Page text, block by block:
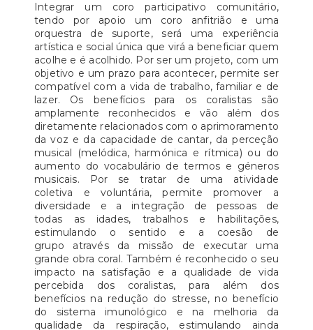
Integrar um coro participativo comunitário,
tendo por apoio um coro anfitrião e uma
orquestra de suporte, será uma experiência
artística e social única que virá a beneficiar quem
acolhe e é acolhido. Por ser um projeto, com um
objetivo e um prazo para acontecer, permite ser
compatível com a vida de trabalho, familiar e de
lazer. Os benefícios para os coralistas são
amplamente reconhecidos e vão além dos
diretamente relacionados com o aprimoramento
da voz e da capacidade de cantar, da perceção
musical (melódica, harmónica e rítmica) ou do
aumento do vocabulário de termos e géneros
musicais. Por se tratar de uma atividade
coletiva e voluntária, permite promover a
diversidade e a integração de pessoas de
todas as idades, trabalhos e habilitações,
estimulando o sentido e a coesão de
grupo através da missão de executar uma
grande obra coral. Também é reconhecido o seu
impacto na satisfação e a qualidade de vida
percebida dos coralistas, para além dos
benefícios na redução do stresse, no benefício
do sistema imunológico e na melhoria da
qualidade da respiração, estimulando ainda